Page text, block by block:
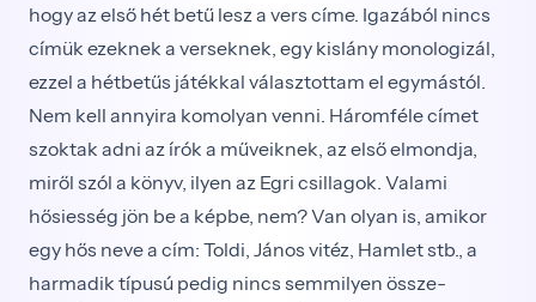
hogy az első hét betű lesz a vers címe. Igazából nincs
címük ezeknek a verseknek, egy kislány monologizál,
ezzel a hétbetűs játékkal választottam el egy­mástól.
Nem kell annyira komolyan venni. Háromféle címet
szoktak adni az írók a műveiknek, az első el­mondja,
miről szól a könyv, ilyen az Egri csillagok. Va­lami
hősiesség jön be a képbe, nem? Van olyan is, amikor
egy hős neve a cím: Toldi, János vitéz, Hamlet stb., a
harmadik típusú pedig nincs semmilyen össze­